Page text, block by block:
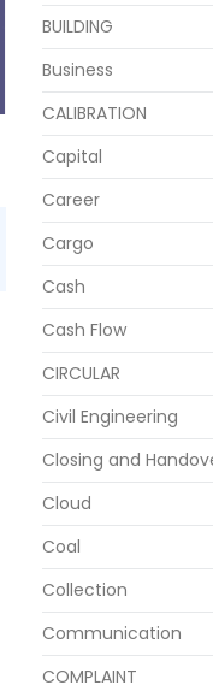
BUILDING
Business
CALIBRATION
Capital
Career
Cargo
Cash
Cash Flow
CIRCULAR
Civil Engineering
Closing and
Cloud
Coal
Collection
Communication
COMPLAINT